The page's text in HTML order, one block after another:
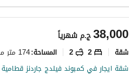
ج.م38,000 شهرياً
شقة 2
2 المساحة:174 متر مربع
شقة ايجار في كمبوند فيلدج جاردنز قطامية VGK